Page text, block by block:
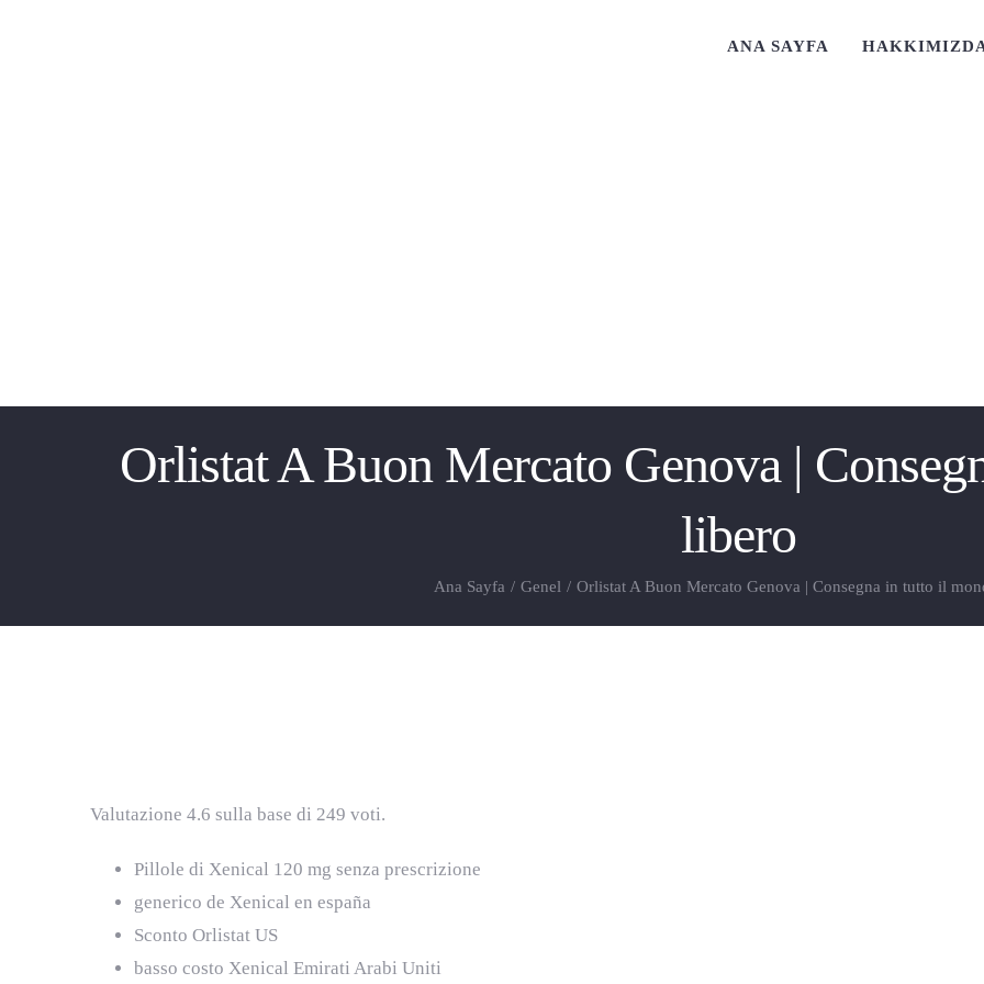
ANA SAYFA
Orlistat A Buon Mercato Genova |
libero
Ana Sayfa / Genel / Orlistat A Buon Mercato Genova | Consegna in tutto il
Valutazione 4.6 sulla base di 249 voti.
Pillole di Xenical 120 mg senza prescrizione
generico de Xenical en españa
Sconto Orlistat US
basso costo Xenical Emirati Arabi Uniti